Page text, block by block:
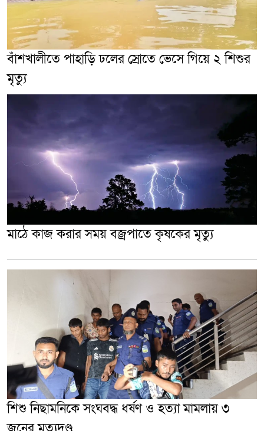
বাঁশখালীতে পাহাড়ি ঢলের স্রোতে ভেসে গিয়ে ২ শিশুর
মৃত্যু
মাঠে কাজ করার সময় বজ্রপাতে কৃষকের মৃত্যু
শিশু নিছামনিকে সংঘবদ্ধ ধর্ষণ ও হত্যা মামলায় ৩